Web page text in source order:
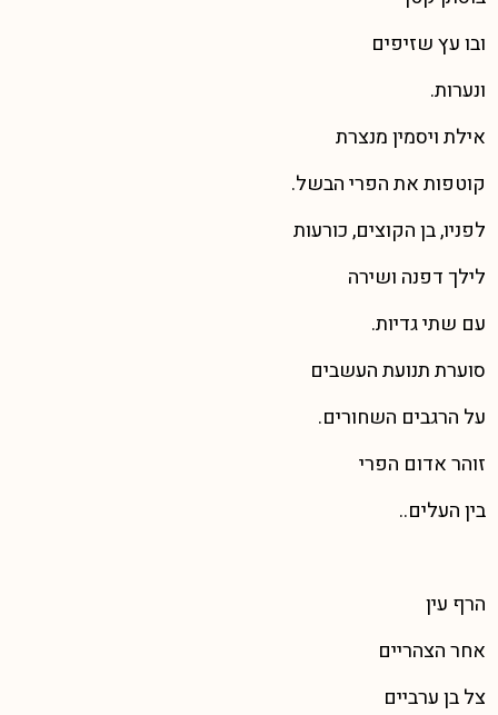
ובו עץ שזיפים
ונערות.
אילת ויסמין מנצרת
קוטפות את הפרי הבשל.
לפניו, בן הקוצים, כורעות
לילך דפנה ושירה
עם שתי גדיות.
סוערת תנועת העשבים
על הרגבים השחורים.
זוהר אדום הפרי
בין העלים..
הרף עין
אחר הצהריים
צל בן ערביים